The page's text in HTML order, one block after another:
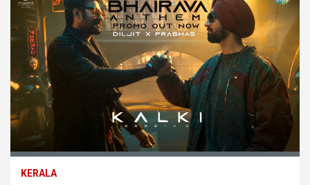
KERALA